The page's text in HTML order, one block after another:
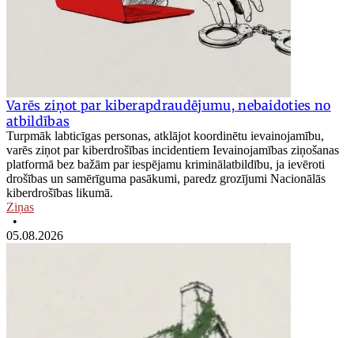
Varēs ziņot par kiberapdraudējumu, nebaidoties no
atbildības
Turpmāk labticīgas personas, atklājot koordinētu ievainojamību,
varēs ziņot par kiberdrošības incidentiem Ievainojamības ziņošanas
platformā bez bažām par iespējamu kriminālatbildību, ja ievēroti
drošības un samērīguma pasākumi, paredz grozījumi Nacionālās
kiberdrošības likumā.
Ziņas
•
05.08.2026